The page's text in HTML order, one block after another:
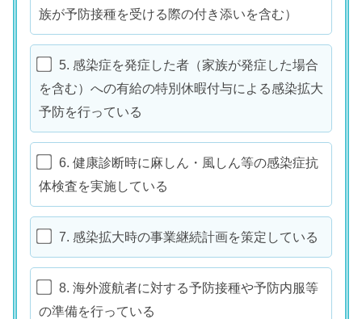
族が予防接種を受ける際の付き添いを含む）
5. 感染症を発症した者（家族が発症した場合
を含む）への有給の特別休暇付与による感染拡大
予防を行っている
6. 健康診断時に麻しん・風しん等の感染症抗
体検査を実施している
7. 感染拡大時の事業継続計画を策定している
8. 海外渡航者に対する予防接種や予防内服等
の準備を行っている